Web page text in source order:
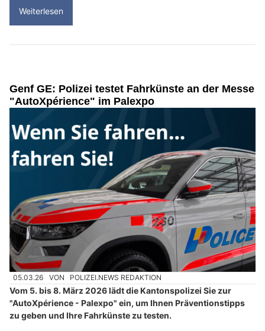
Weiterlesen
Genf GE: Polizei testet Fahrkünste an der Messe
"AutoXpérience" im Palexpo
05.03.26 VON POLIZEI.NEWS REDAKTION
Vom 5. bis 8. März 2026 lädt die Kantonspolizei Sie zur
"AutoXpérience - Palexpo" ein, um Ihnen Präventionstipps
zu geben und Ihre Fahrkünste zu testen.